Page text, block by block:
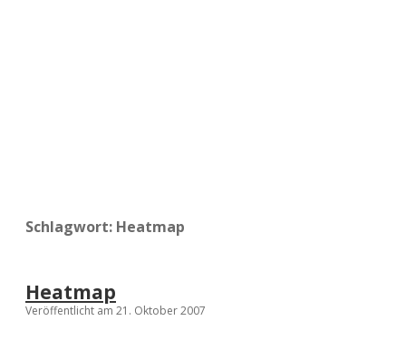
Schlagwort: Heatmap
Heatmap
Veröffentlicht am 21. Oktober 2007